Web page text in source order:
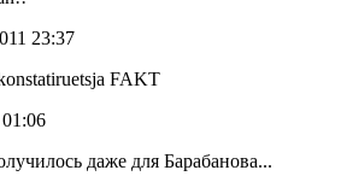
23:37
FAKT
даже для Барабанова...